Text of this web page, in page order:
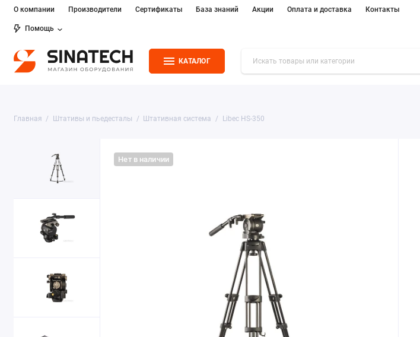
О компании Производители Сертификаты База знаний Акции Оплата и доставка Контакты
Помощь
КАТАЛОГ
Главная Штативы и пьедесталы Штативная система Libec HS-350
Нет в наличии